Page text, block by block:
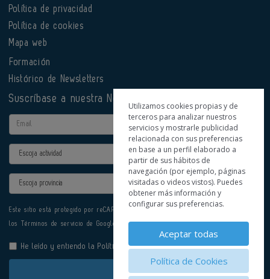
Política de privacidad
Política de cookies
Mapa web
Formación
Histórico de Newsletters
Suscríbase a nuestra Newsletter
Email
Actividad
Provincia
Este sitio está protegido por reCAPTCHA y se aplican la
los Términos de servicio de Google.
He leído y entiendo la Política de Privacidad
Enviar
Utilizamos cookies propias y de
terceros para analizar nuestros
servicios y mostrarle publicidad
relacionada con sus preferencias
en base a un perfil elaborado a
partir de sus hábitos de
navegación (por ejemplo, páginas
visitadas o videos vistos). Puedes
obtener más información y
configurar sus preferencias.
Aceptar todas
Política de Cookies